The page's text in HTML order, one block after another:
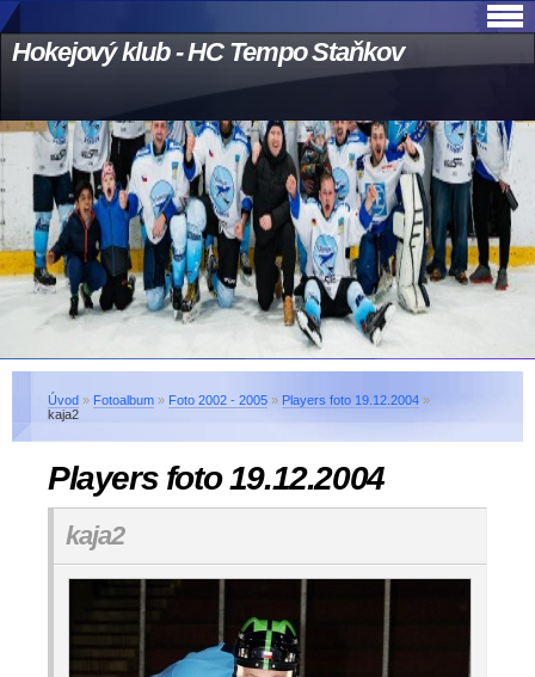
Hokejový klub - HC Tempo Staňkov
Úvod » Fotoalbum » Foto 2002 - 2005 » Players foto 19.12.2004 »
kaja2
Players foto 19.12.2004
kaja2